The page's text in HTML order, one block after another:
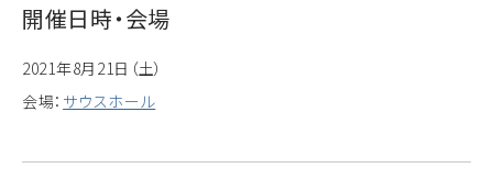
開催日時・会場
2021年8月21日（土）
会場： サウスホール